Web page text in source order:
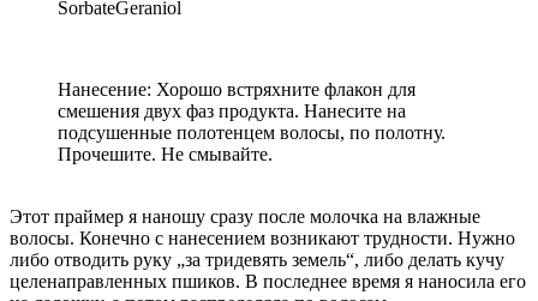
SorbateGeraniol
Нанесение: Хорошо встряхните флакон для
смешения двух фаз продукта. Нанесите на
подсушенные полотенцем волосы, по полотну.
Прочешите. Не смывайте.
Этот праймер я наношу сразу после молочка на влажные
волосы. Конечно с нанесением возникают трудности. Нужно
либо отводить руку „за тридевять земель“, либо делать кучу
целенаправленных пшиков. В последнее время я наносила его